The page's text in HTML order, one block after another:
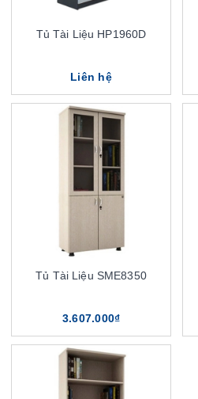
Tủ Tài Liệu HP1960D
Liên hệ
Tủ Tài Liệu SME8350
3.607.000₫